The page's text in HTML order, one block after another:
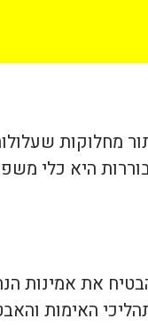
מחלוקות
היא כלי
את אמינות
האימות